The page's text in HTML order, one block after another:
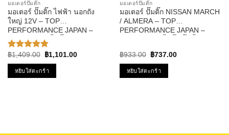
มอเตอร์ปั๊มติ๊ก
มอเตอร์ ปั๊มติ๊ก ไฟฟ้า นอกถัง
ใหญ่ 12V – TOP
PERFORMANCE JAPAN –
TPFB-304 – ปั้มติ๊ก BOSCH
ดัดแปลงใส่รถได้ทุกยี่ห้อ
ให้คะแนน
4.86ตั้งแต่
1-5
คะแนน
฿1,409.00
Original
was:
฿1,409.00.
฿1,101.00Current
หยิบใส่ตะกร้า
มอเตอร์ปั๊มติ๊ก
มอเตอร์ ปั๊มติ๊ก NISSAN MARCH
/ ALMERA – TOP
PERFORMANCE JAPAN –
฿933.00
Original
was:
฿933.00.
฿737.00Current
หยิบใส่ตะกร้า